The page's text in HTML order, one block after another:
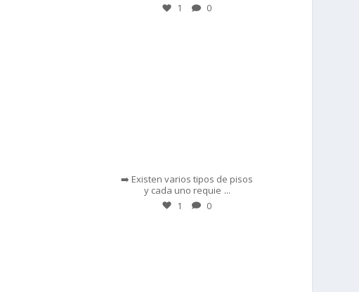
1 0
➡️ Existen varios tipos de pisos
y cada uno requie ...
1 0